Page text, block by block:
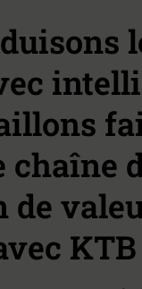
chaîne
de
KTB